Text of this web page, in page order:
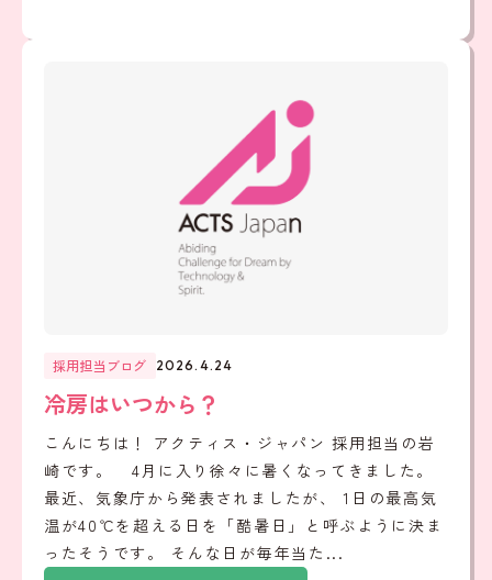
採用担当ブログ 2026.4.24
冷房はいつから？
こんにちは！ アクティス・ジャパン 採用担当の岩
崎です。 4月に入り徐々に暑くなってきました。
最近、気象庁から発表されましたが、 1日の最高気
温が40℃を超える日を「酷暑日」と呼ぶように決ま
ったそうです。 そんな日が毎年当た...